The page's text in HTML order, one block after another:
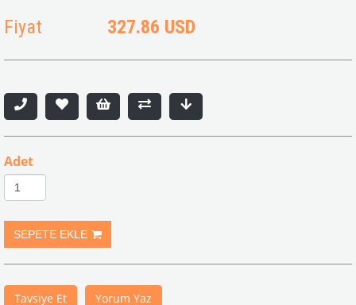
Fiyat 327.86 USD
Adet
Tavsiye Et Yorum Yaz